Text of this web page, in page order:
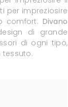
per impreziosire
comfort. Divano
di grande
di ogni tipo,
tessuto.